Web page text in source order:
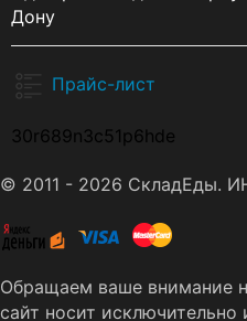
Дону
Прайс-лист
30r689n3c51p6hde
© 2011 - 2026 СкладЕды.
Обращаем ваше внимание
сайт носит